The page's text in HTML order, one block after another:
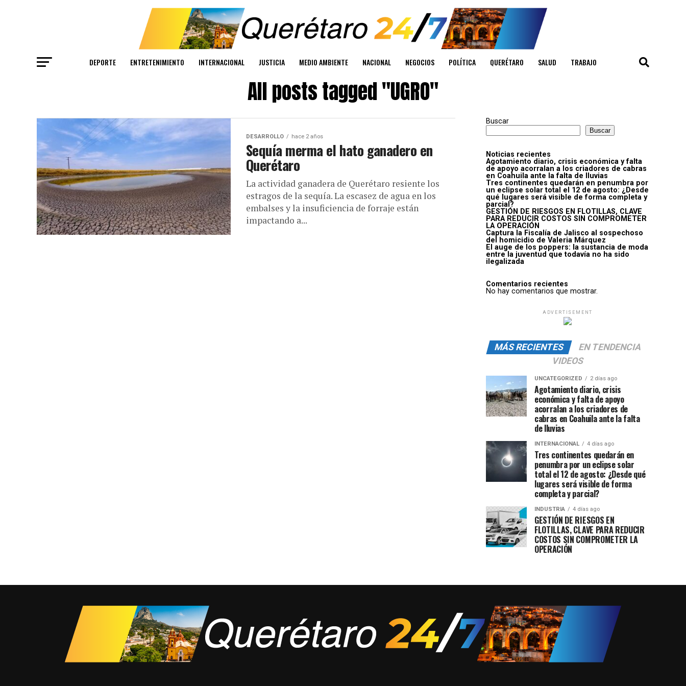
DEPORTE ENTRETENIMIENTO INTERNACIONAL JUSTICIA MEDIO AMBIENTE NACIONAL NEGOCIOS POLÍTICA QUERÉTARO SALUD TRABAJO
All posts tagged "UGRO"
DESARROLLO hace 2 años
Sequía merma el hato ganadero en
Querétaro
La actividad ganadera de Querétaro resiente los
estragos de la sequía. La escasez de agua en los
embalses y la insuficiencia de forraje están
impactando a...
Buscar
Buscar
Noticias recientes
Agotamiento diario, crisis económica y falta
de apoyo acorralan a los criadores de cabras
en Coahuila ante la falta de lluvias
Tres continentes quedarán en penumbra por
un eclipse solar total el 12 de agosto: ¿Desde
qué lugares será visible de forma completa y
parcial?
GESTIÓN DE RIESGOS EN FLOTILLAS, CLAVE
PARA REDUCIR COSTOS SIN COMPROMETER
LA OPERACIÓN
Captura la Fiscalía de Jalisco al sospechoso
del homicidio de Valeria Márquez
El auge de los poppers: la sustancia de moda
entre la juventud que todavía no ha sido
ilegalizada
Comentarios recientes
No hay comentarios que mostrar.
ADVERTISEMENT
MÁS RECIENTES
EN TENDENCIA
VIDEOS
UNCATEGORIZED 2 días ago
Agotamiento diario, crisis
económica y falta de apoyo
acorralan a los criadores de
cabras en Coahuila ante la falta
de lluvias
INTERNACIONAL 4 días ago
Tres continentes quedarán en
penumbra por un eclipse solar
total el 12 de agosto: ¿Desde qué
lugares será visible de forma
completa y parcial?
INDUSTRIA 4 días ago
GESTIÓN DE RIESGOS EN
FLOTILLAS, CLAVE PARA REDUCIR
COSTOS SIN COMPROMETER LA
OPERACIÓN